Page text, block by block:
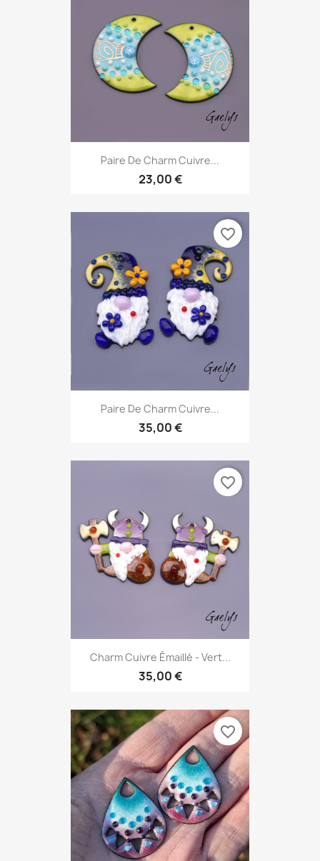
Paire De Charm Cuivre...
23,00 €
Paire De Charm Cuivre...
35,00 €
favorite_border
Charm Cuivre Émaillé - Vert...
35,00 €
favorite_border
favorite_border